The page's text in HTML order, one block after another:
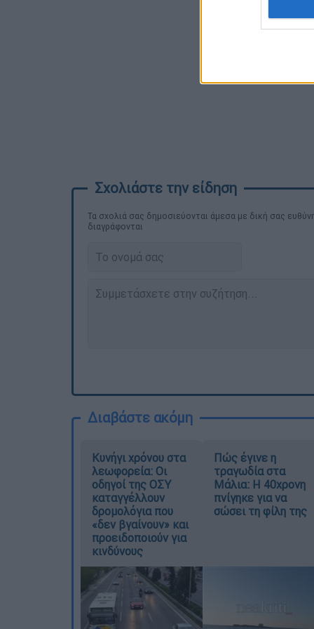
Τα σχολιά σας δημοσιεύονται άμεσα με δική σας
διαγράφονται
Διαβάστε ακόμη
Κυνήγι χρόνου στα
λεωφορεία: Οι
οδηγοί της ΟΣΥ
καταγγέλλουν
δρομολόγια που
«δεν βγαίνουν» και
προειδοποιούν για
κινδύνους
Πώς έγινε η
τραγωδία στα
Μάλια: Η 40χρονη
πνίγηκε για να
σώσει τη φίλη της